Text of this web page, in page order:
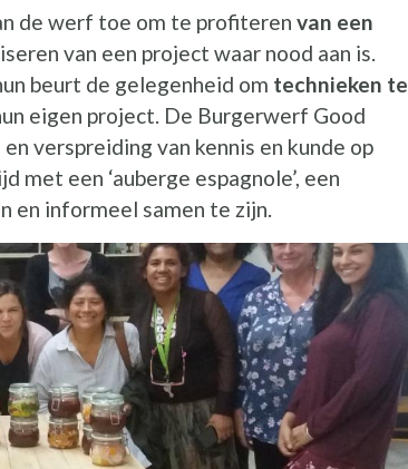
de werf toe om te profiteren van een
van een project waar nood aan is.
beurt de gelegenheid om technieken te
eigen project. De Burgerwerf Good
verspreiding van kennis en kunde op
een ‘auberge espagnole’, een
informeel samen te zijn.